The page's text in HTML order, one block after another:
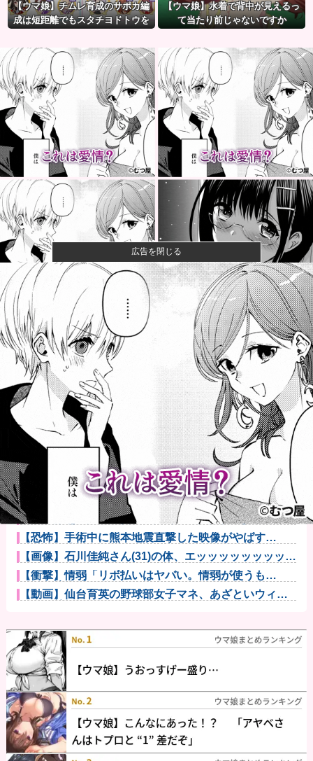
【ウマ娘】チムレ育成のサポカ編
成は短距離でもスタチヨドトウを
を編成していた意味…
【ウマ娘】水着で背中が見えるっ
て当たり前じゃないですか
【悲報】コレコレ、月収1億円ｗｗｗそりゃ外出るのに
ボディガー...
【悲報】有名漫画家、がんを公表「大腸癌になってし
まいました。...
【画像】コスプレイヤーが死ぬ気で痩せた結果ｗｗｗ
ｗ
【衝撃】クルタ族虐 殺の犯人、ツェリードニヒで確
定！クロロの...
【悲報】週間少年ジャンプの「グッズ(43億円分)」を注
文し全...
非現実的なリベラル政策をゴリ押しした東京大学、貯
世界の「変わった自動販売機」を貼っていく【珍百
景】他
【速報】高市政権、エース級の財務官僚・一松旬氏を
左遷「彼は協...
【画像】本田望結の妹、本田望結より実ってしまうｗ
ｗｗｗｗｗｗ...
俺の不妊が発覚。 妻「夫婦2人で楽しく生きていこう
よ！」俺「...
【恐怖】手術中に熊本地震直撃した映像がやばす
ぎ・・・他
【画像】石川佳純さん(31)の体、エッッッッッッッッッ
ッッッ...
【衝撃】情弱「リボ払いはヤバい。情弱が使うも
の」 情強「リボ...
【動画】仙台育英の野球部女子マネ、あざといウィン
広告を閉じる